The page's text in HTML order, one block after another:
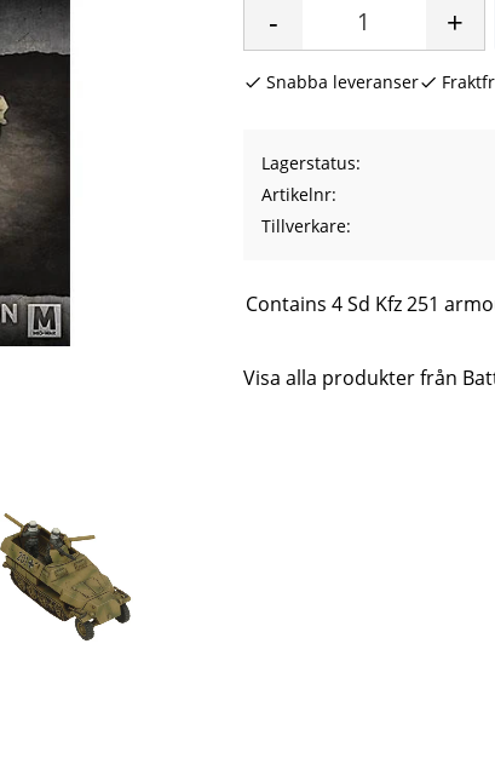
+
-
Snabba leveranser
Lagerstatus
Artikelnr
Tillverkare
Contains 4 Sd Kfz 251
Visa alla produkter från